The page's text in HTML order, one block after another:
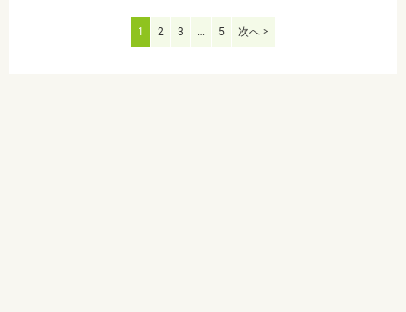
1 2 3 … 5 次へ >